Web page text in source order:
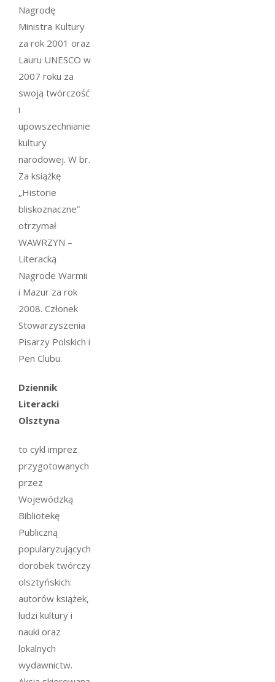
Nagrodę
Ministra Kultury
za rok 2001 oraz
Lauru UNESCO w
2007 roku za
swoją twórczość
i
upowszechnianie
kultury
narodowej. W br.
Za książkę
„Historie
bliskoznaczne”
otrzymał
WAWRZYN –
Literacką
Nagrode Warmii
i Mazur za rok
2008. Członek
Stowarzyszenia
Pisarzy Polskich i
Pen Clubu.
Dziennik
Literacki
Olsztyna
to cykl imprez
przygotowanych
przez
Wojewódzką
Bibliotekę
Publiczną
popularyzujących
dorobek twórczy
olsztyńskich:
autorów książek,
ludzi kultury i
nauki oraz
lokalnych
wydawnictw.